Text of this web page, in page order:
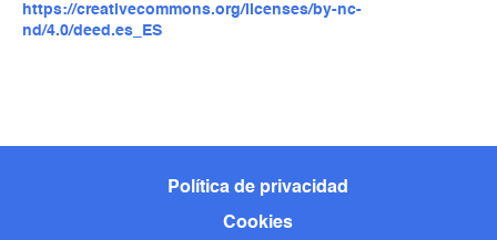
https://creativecommons.org/licenses/by-nc-
nd/4.0/deed.es_ES
Política de privacidad
Cookies